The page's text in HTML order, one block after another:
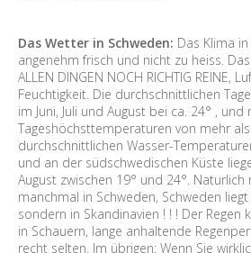
Das Wetter in Schweden: Das Klima
angenehm frisch und nicht zu heiss.
ALLEN DINGEN NOCH RICHTIG REINE,
Feuchtigkeit. Die durchschnittlichen
im Juni, Juli und August bei ca. 24° ,
Tageshöchsttemperaturen von mehr
durchschnittlichen Wasser-
und an der südschwedischen Küste
August zwischen 19° und 24°. Naturlich
manchmal in Schweden, Schweden
sondern in Skandinavien ! ! ! Der
in Schauern, lange anhaltende
recht selten. Im übrigen: Wenn Sie